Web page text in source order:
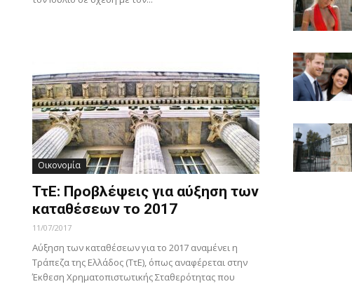
Οικονομία
ΤτΕ: Προβλέψεις για αύξηση των
καταθέσεων το 2017
11/07/2017
Αύξηση των καταθέσεων για το 2017 αναμένει η
Τράπεζα της Ελλάδος (ΤτΕ), όπως αναφέρεται στην
Έκθεση Χρηματοπιστωτικής Σταθερότητας που